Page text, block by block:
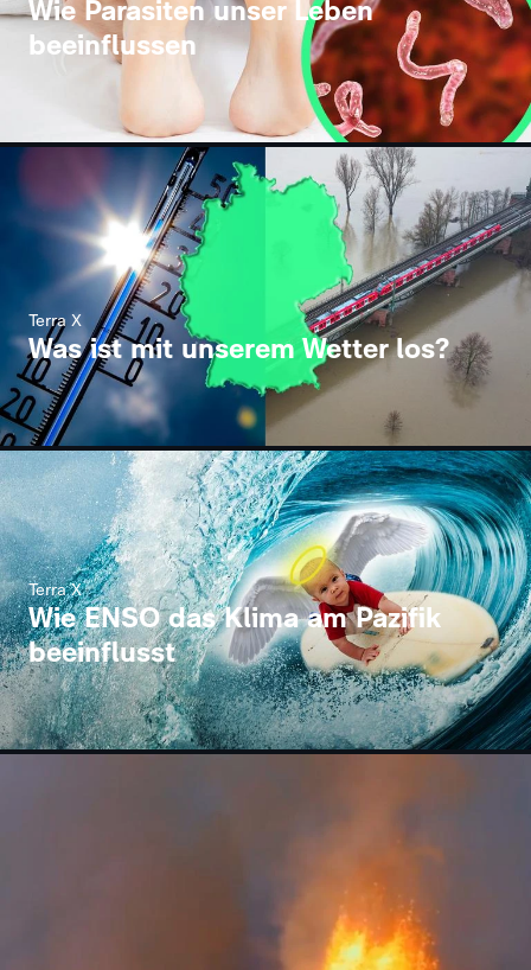
Wie Parasiten unser Leben
beeinflussen
Terra X
Was ist mit unserem Wetter los?
Terra X
Wie ENSO das Klima am Pazifik
beeinflusst